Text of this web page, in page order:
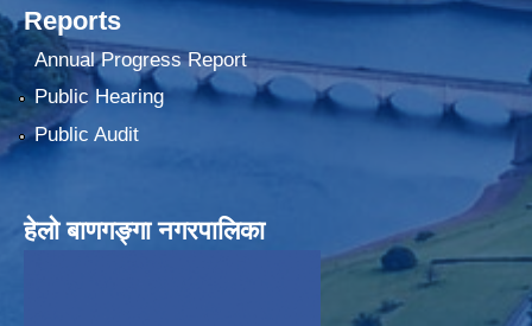
Reports
Annual Progress Report
Public Hearing
Public Audit
हेलाे बाणगङ्गा नगरपालिका